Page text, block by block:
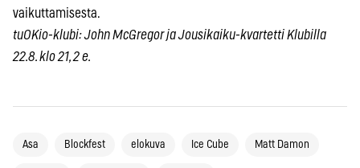
vaikuttamisesta.
tuOKio-klubi: John McGregor ja Jousikaiku-kvartetti Klubilla
22.8. klo 21, 2 e.
Asa Blockfest elokuva Ice Cube Matt Damon